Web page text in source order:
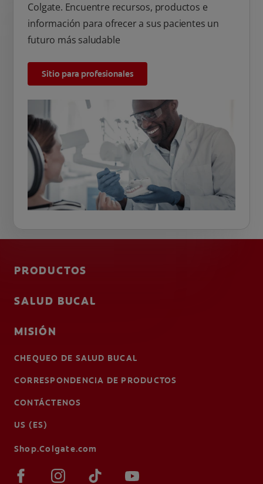
Colgate. Encuentre recursos, productos e
información para ofrecer a sus pacientes un
futuro más saludable
Sitio para profesionales
PRODUCTOS
SALUD BUCAL
MISIÓN
CHEQUEO DE SALUD BUCAL
CORRESPONDENCIA DE PRODUCTOS
CONTÁCTENOS
US (ES)
Shop.Colgate.com